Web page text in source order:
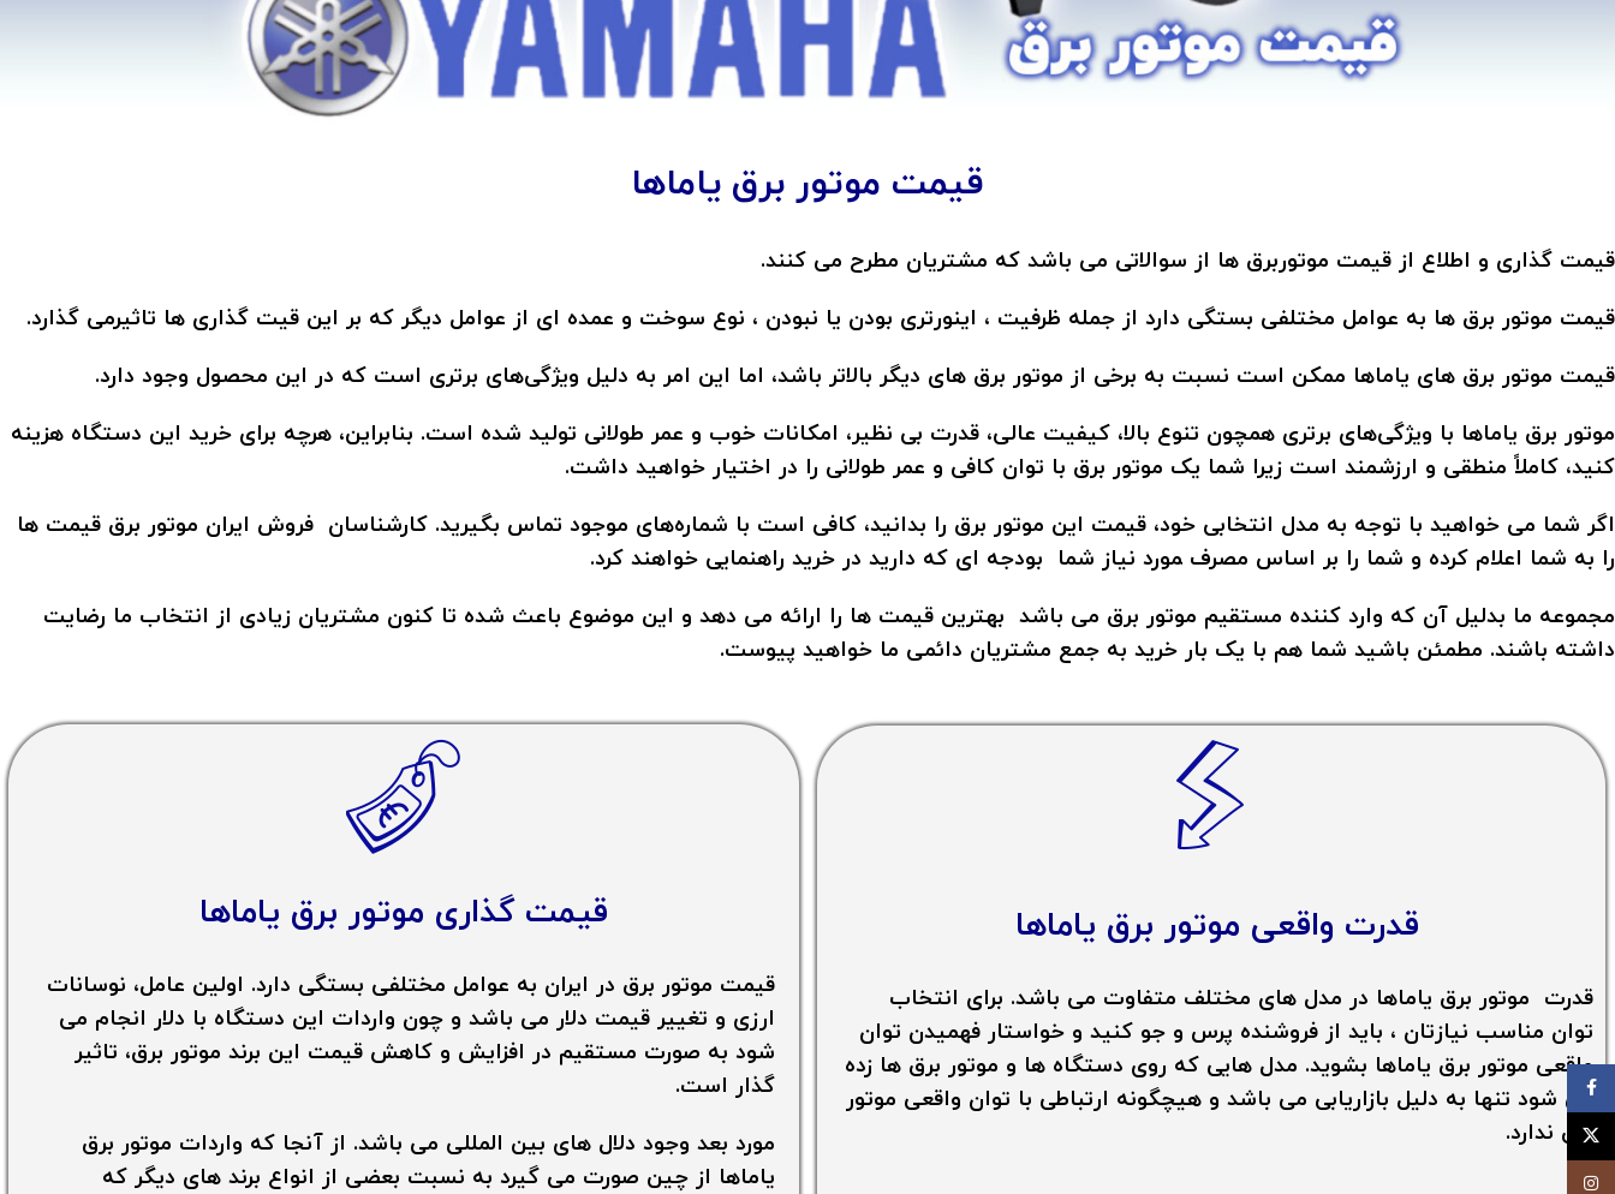
قیمت موتور برق یاماها
قیمت گذاری و اطلاع از قیمت موتوربرق ها از سوالاتی می باشد که مشتریان مطرح می کنند.
قیمت موتور برق ها به عوامل مختلفی بستگی دارد از جمله ظرفیت ، اینورتری بودن یا نبودن ، نوع سوخت و عمده ای از عوامل دیگر که بر این قیت گذاری ها تاثیرمی گذارد.
قیمت موتور برق های یاماها ممکن است نسبت به برخی از موتور برق‌ های دیگر بالاتر باشد، اما این امر به دلیل ویژگی‌های برتری است که در این محصول وجود دارد.
موتور برق یاماها با ویژگی‌های برتری همچون تنوع بالا، کیفیت عالی، قدرت بی‌ نظیر، امکانات خوب و عمر طولانی تولید شده است. بنابراین، هرچه برای خرید این دستگاه هزینه
کنید، کاملاً منطقی و ارزشمند است زیرا شما یک موتور برق با توان کافی و عمر طولانی را در اختیار خواهید داشت.
اگر شما می‌ خواهید با توجه به مدل انتخابی خود، قیمت این موتور برق را بدانید، کافی است با شماره‌های موجود تماس بگیرید. کارشناسان فروش ایران موتور برق قیمت‌ ها
را به شما اعلام کرده و شما را بر اساس مصرف ‍‍مورد نیاز شما بودجه ‌ای که دارید در خرید راهنمایی خواهند کرد.
مجموعه ما بدلیل آن که وارد کننده مستقیم موتور برق می باشد بهترین قیمت‌ ها را ارائه می‌ دهد و این موضوع باعث شده تا کنون مشتریان زیادی از انتخاب ما رضایت
داشته باشند. مطمئن باشید شما هم با یک بار خرید به جمع مشتریان دائمی ما خواهید پیوست.
قدرت واقعی موتور برق یاماها
قدرت موتور برق یاماها در مدل های مختلف متفاوت می باشد. برای انتخاب
توان مناسب نیازتان ، باید از فروشنده پرس و جو کنید و خواستار فهمیدن توان
واقعی موتور برق یاماها بشوید. مدل هایی که روی دستگاه ها و موتور برق ها زده
می شود تنها به دلیل بازاریابی می باشد و هیچگونه ارتباطی با توان واقعی موتور
برق ندارد.
قیمت گذاری موتور برق یاماها
قیمت موتور برق در ایران به عوامل مختلفی بستگی دارد. اولین عامل، نوسانات
ارزی و تغییر قیمت دلار می باشد و چون واردات این دستگاه با دلار انجام می
شود به صورت مستقیم در افزایش و کاهش قیمت این برند موتور برق، تاثیر
گذار است.
مورد بعد وجود دلال های بین المللی می باشد. از آنجا که واردات موتور برق
یاماها از چین صورت می گیرد به نسبت بعضی از انواع برند های دیگر که
فيسبوک
توئیتر (X)